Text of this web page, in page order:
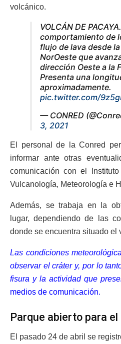
volcánico.
VOLCÁN DE
comportamiento de
flujo de lava desde
NorOeste que
dirección Oeste a la
Presenta una
aproximadamente.
pic.twitter.com/
— CONRED
3, 2021
El personal de la Conred
informar ante otras
comunicación con el
Vulcanología, Meteorología e
Además, se trabaja en la
lugar, dependiendo de las
donde se encuentra situado el
Las condiciones
observar el cráter y, por lo
fisura y la actividad que
medios de comunicación.
Parque abierto para
El pasado 24 de abril se